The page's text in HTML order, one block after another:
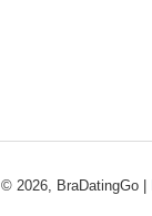
© 2026, BraDatingGo |